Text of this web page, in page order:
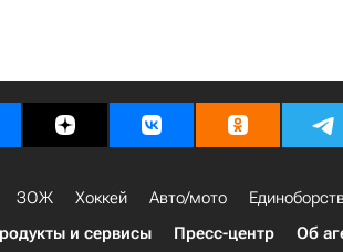
ЗОЖ Хоккей Авто/мото
и сервисы Пресс-центр Об